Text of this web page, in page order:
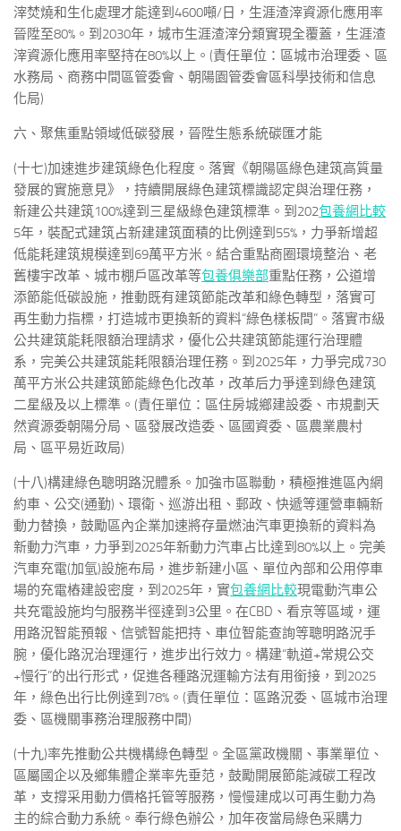
滓焚燒和生化處理才能達到4600噸/日，生涯渣滓資源化應用率
晉陞至80%。到2030年，城市生涯渣滓分類實現全覆蓋，生涯渣
滓資源化應用率堅持在80%以上。(責任單位：區城市治理委、區
水務局、商務中間區管委會、朝陽園管委會區科學技術和信息
化局)
六、聚焦重點領域低碳發展，晉陞生態系統碳匯才能
(十七)加速進步建筑綠色化程度。落實《朝陽區綠色建筑高質量
發展的實施意見》，持續開展綠色建筑標識認定與治理任務，
新建公共建筑100%達到三星級綠色建筑標準。到202包養網比較
5年，裝配式建筑占新建建筑面積的比例達到55%，力爭新增超
低能耗建筑規模達到69萬平方米。結合重點商圈環境整治、老
舊樓宇改革、城市棚戶區改革等包養俱樂部重點任務，公道增
添節能低碳設施，推動既有建筑節能改革和綠色轉型，落實可
再生動力指標，打造城市更換新的資料“綠色樣板間”。落實市級
公共建筑能耗限額治理請求，優化公共建筑節能運行治理體
系，完美公共建筑能耗限額治理任務。到2025年，力爭完成730
萬平方米公共建筑節能綠色化改革，改革后力爭達到綠色建筑
二星級及以上標準。(責任單位：區住房城鄉建設委、市規劃天
然資源委朝陽分局、區發展改造委、區國資委、區農業農村
局、區平易近政局)
(十八)構建綠色聰明路況體系。加強市區聯動，積極推進區內網
約車、公交(通勤)、環衛、巡游出租、郵政、快遞等運營車輛新
動力替換，鼓勵區內企業加速將存量燃油汽車更換新的資料為
新動力汽車，力爭到2025年新動力汽車占比達到80%以上。完美
汽車充電(加氫)設施布局，進步新建小區、單位內部和公用停車
場的充電樁建設密度，到2025年，實包養網比較現電動汽車公
共充電設施均勻服務半徑達到3公里。在CBD、看京等區域，運
用路況智能預報、信號智能把持、車位智能查詢等聰明路況手
腕，優化路況治理運行，進步出行效力。構建“軌道+常規公交
+慢行”的出行形式，促進各種路況運輸方法有用銜接，到2025
年，綠色出行比例達到78%。(責任單位：區路況委、區城市治理
委、區機關事務治理服務中間)
(十九)率先推動公共機構綠色轉型。全區黨政機關、事業單位、
區屬國企以及鄉集體企業率先垂范，鼓勵開展節能減碳工程改
革，支撐采用動力價格托管等服務，慢慢建成以可再生動力為
主的綜合動力系統。奉行綠色辦公，加年夜當局綠色采購力